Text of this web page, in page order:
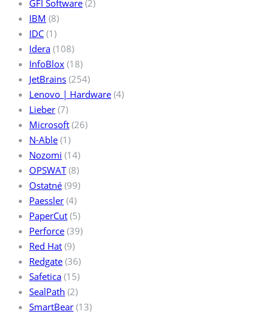
GFI Software (2)
IBM (8)
IDC (1)
Idera (108)
InfoBlox (18)
JetBrains (254)
Lenovo | Hardware (4)
Lieber (7)
Microsoft (26)
N-Able (1)
Nozomi (14)
OPSWAT(8)
Ostatné (99)
Paessler (4)
PaperCut (5)
Perforce (39)
Red Hat (9)
Redgate (36)
Safetica (15)
SealPath (2)
SmartBear (13)